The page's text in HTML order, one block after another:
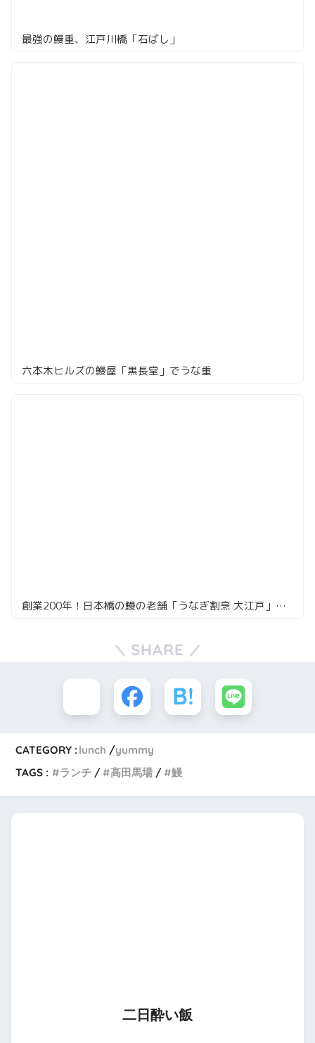
最強の鰻重、江戸川橋「石ばし」
六本木ヒルズの鰻屋「黒長堂」でうな重
創業200年！日本橋の鰻の老舗「うなぎ割烹 大江戸」の最強鰻重に挑戦
SHARE
CATEGORY : lunch
yummy
TAGS :
ランチ 高田馬場 鰻
二日酔い飯